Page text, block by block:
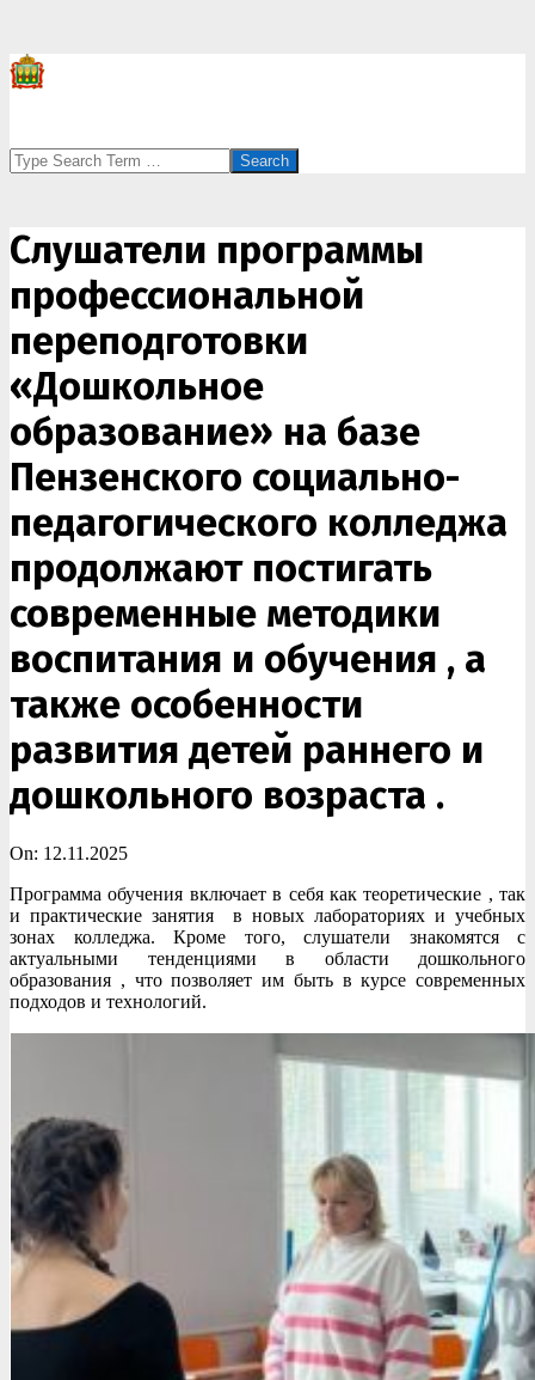
Search
Слушатели программы
профессиональной
переподготовки
«Дошкольное
образование» на базе
Пензенского социально-
педагогического колледжа
продолжают постигать
современные методики
воспитания и обучения , а
также особенности
развития детей раннего и
дошкольного возраста .
On: 12.11.2025
Программа обучения включает в себя как теоретические , так
и практические занятия в новых лабораториях и учебных
зонах колледжа. Кроме того, слушатели знакомятся с
актуальными тенденциями в области дошкольного
образования , что позволяет им быть в курсе современных
подходов и технологий.